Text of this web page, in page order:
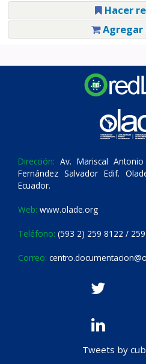
Hacer
Agregar
Dirección: Av. Mariscal
Fernández Salvador Edif.
Ecuador.
Web: www.olade.org
Teléfono: (593 2) 259 8122 /
Correo:
Tweets by